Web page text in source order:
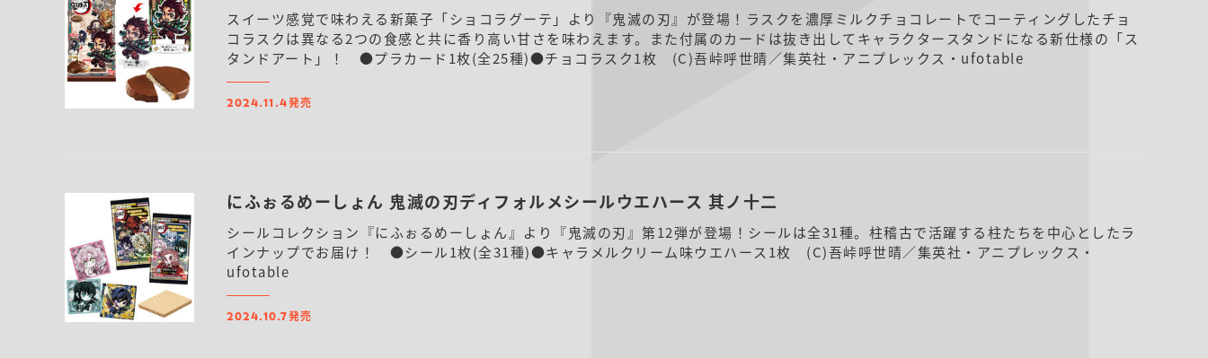
スイーツ感覚で味わえる新菓子「ショコラグーテ」より『鬼滅の刃』が登場！ラスクを濃厚ミルクチョコレートでコーティングしたチョ
コラスクは異なる2つの食感と共に香り高い甘さを味わえます。また付属のカードは抜き出してキャラクタースタンドになる新仕様の「ス
タンドアート」！ ●プラカード1枚(全25種)●チョコラスク1枚 (C)吾峠呼世晴／集英社・アニプレックス・ufotable
2024.11.4発売
にふぉるめーしょん 鬼滅の刃ディフォルメシールウエハース 其ノ十二
シールコレクション『にふぉるめーしょん』より『鬼滅の刃』第12弾が登場！シールは全31種。柱稽古で活躍する柱たちを中心としたラ
インナップでお届け！ ●シール1枚(全31種)●キャラメルクリーム味ウエハース1枚 (C)吾峠呼世晴／集英社・アニプレックス・
ufotable
2024.10.7発売